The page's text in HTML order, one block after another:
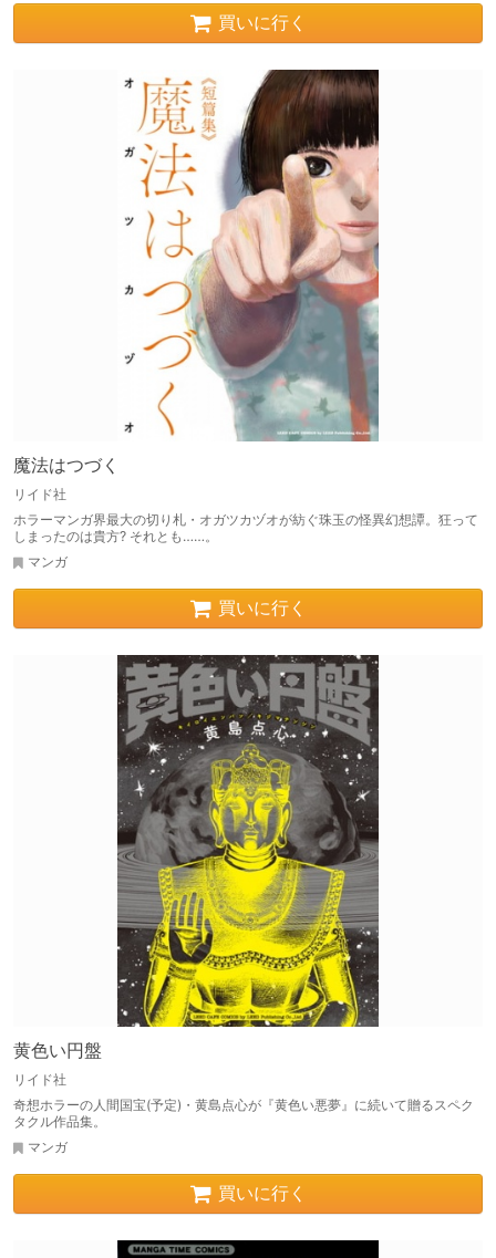
買いに行く
魔法はつづく
リイド社
ホラーマンガ界最大の切り札・オガツカヅオが紡ぐ珠玉の怪異幻想譚。狂って
しまったのは貴方? それとも……。
マンガ
買いに行く
黄色い円盤
リイド社
奇想ホラーの人間国宝(予定)・黄島点心が『黄色い悪夢』に続いて贈るスペク
タクル作品集。
マンガ
買いに行く